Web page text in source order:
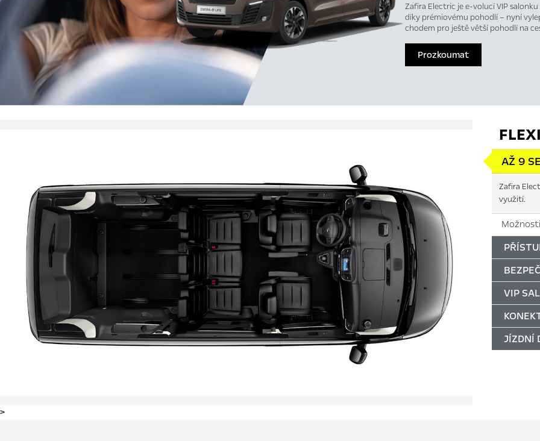
Zafira Electric je e-volucí VIP
díky prémiovému pohodlí – nyní
chodem pro ještě větší pohodlí na
Prozkoumat
>
AŽ 9
Zafira
využití.
VIP
JÍZDNÍ